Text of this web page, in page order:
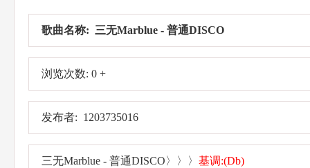
歌曲名称: 三无Marblue - 普通DISCO
浏览次数: 0 +
发布者: 1203735016
三无Marblue - 普通DISCO〉〉〉 基调:(Db)